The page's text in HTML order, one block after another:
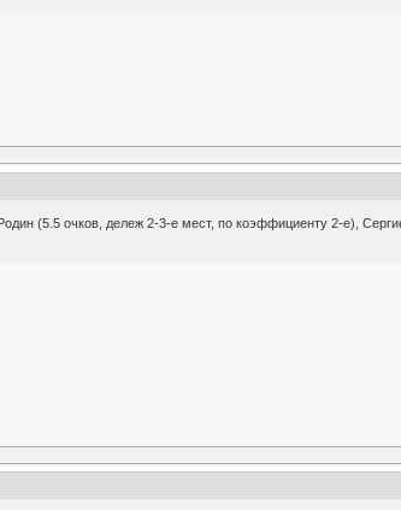
(5.5 очков, дележ 2-3-е мест, по коэффициенту 2-е),